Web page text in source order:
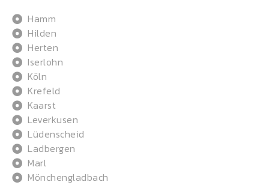
Hamm
Hilden
Herten
Iserlohn
Köln
Krefeld
Kaarst
Leverkusen
Lüdenscheid
Ladbergen
Marl
Mönchengladbach